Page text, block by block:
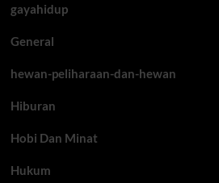
gayahidup
General
hewan-peliharaan-dan-hewan
Hiburan
Hobi Dan Minat
Hukum